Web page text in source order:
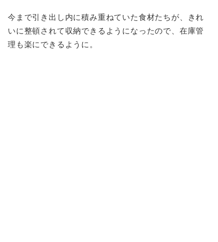
今まで引き出し内に積み重ねていた食材たちが、きれ
いに整頓されて収納できるようになったので、在庫管
理も楽にできるように。